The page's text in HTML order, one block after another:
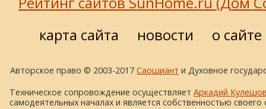
карта сайта новости о сайте
Авторское право © 2003-2017 Саошиант и Духовное
Техническое сопровождение осуществляет Аркадий
самодеятельных началах и является собственностью своего